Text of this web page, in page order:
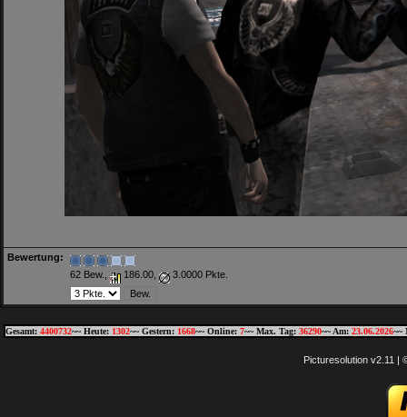
Bewertung:
62 Bew.,
186.00, 3.0000 Pkte.
Gesamt: 4400732~~ Heute: 1302~~ Gestern: 1668~~ Online: 7~~ Max. Tag: 36290~~ Am: 23.06.2026~~
Picturesolution v2.11 |